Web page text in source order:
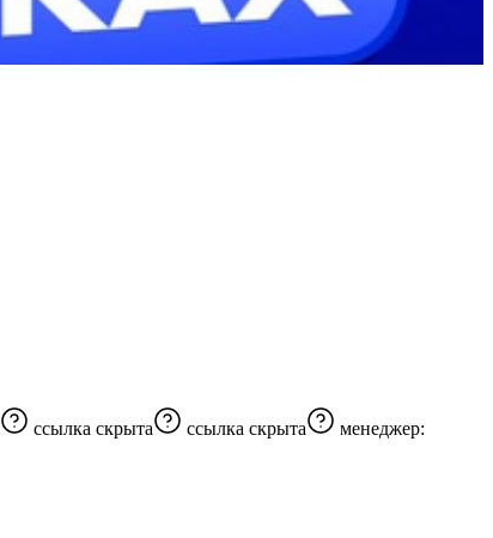
ссылка скрыта ссылка скрыта
менеджер: